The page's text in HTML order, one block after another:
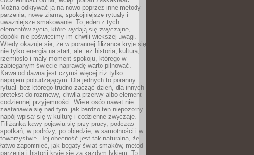
Można odkrywać ją na nowo poprzez inne metody
parzenia, nowe ziarna, spokojniejsze rytuały i
uważniejsze smakowanie. To jeden z tych
elementów życia, które wydają się zwyczajne,
dopóki nie poświęcimy im chwili większej uwagi.
Wtedy okazuje się, że w porannej filiżance kryje się
nie tylko energia na start, ale też historia, kultura,
rzemiosło i mały moment spokoju, którego w
zabieganym świecie naprawdę warto pilnować.
Kawa od dawna jest czymś więcej niż tylko
napojem pobudzającym. Dla jednych to poranny
rytuał, bez którego trudno zacząć dzień, dla innych
pretekst do rozmowy, chwila przerwy albo element
codziennej przyjemności. Wiele osób nawet nie
zastanawia się nad tym, jak bardzo ten niepozorny
napój wpisał się w kulturę i codzienne zwyczaje.
Filiżanka kawy pojawia się przy pracy, podczas
spotkań, w podróży, po obiedzie, w samotności i w
towarzystwie. Jej obecność jest tak naturalna, że
łatwo zapomnieć, jak bogaty świat smaków, metod
parzenia i historii kryje się za każdym łykiem. To,